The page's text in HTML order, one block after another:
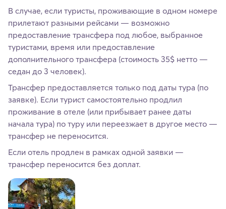
В случае, если туристы, проживающие в одном номере
прилетают разными рейсами — возможно
предоставление трансфера под любое, выбранное
туристами, время или предоставление
дополнительного трансфера (стоимость 35$ нетто —
седан до 3 человек).
Трансфер предоставляется только под даты тура (по
заявке). Если турист самостоятельно продлил
проживание в отеле (или прибывает ранее даты
начала тура) по туру или переезжает в другое место —
трансфер не переносится.
Если отель продлен в рамках одной заявки —
трансфер переносится без доплат.